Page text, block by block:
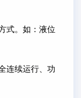
式。如：液位
连续运行、功